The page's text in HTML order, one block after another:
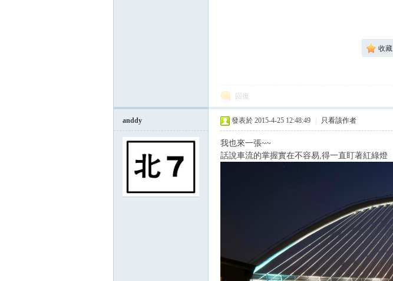
收藏
回復
anddy 發表於 2015-4-25 12:48:49 只看該作者
我也來一張~~
話說車流的掌握實在不容易,得一直盯著紅綠燈